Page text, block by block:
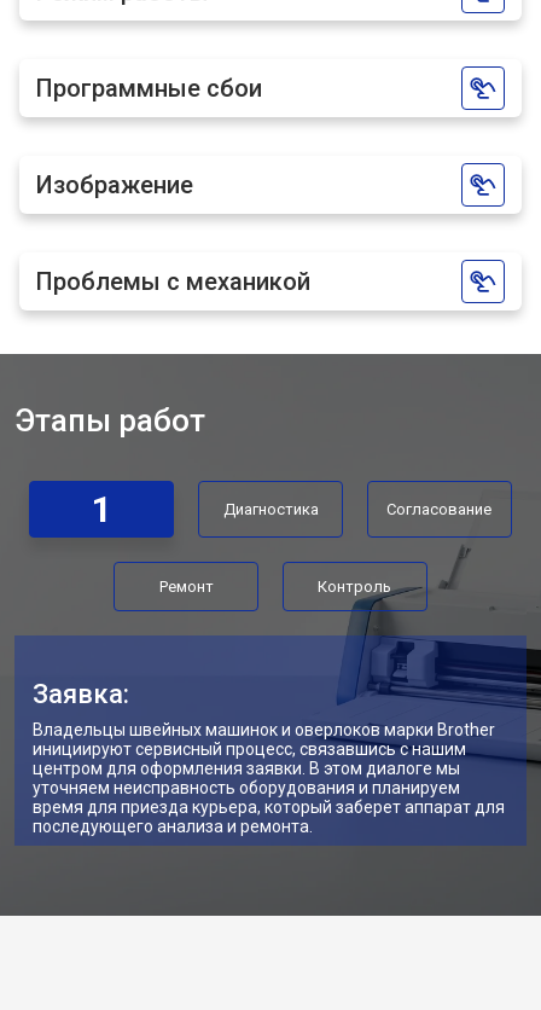
Программные сбои
Изображение
Проблемы с механикой
Этапы работ
1 Диагностика Согласование
Ремонт Контроль
Заявка:
Владельцы швейных машинок и оверлоков марки Brother
инициируют сервисный процесс, связавшись с нашим
центром для оформления заявки. В этом диалоге мы
уточняем неисправность оборудования и планируем
время для приезда курьера, который заберет аппарат для
последующего анализа и ремонта.